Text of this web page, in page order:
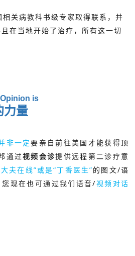
关病教科书级专家取得联系，并
在当地开始了治疗，所有这一切
is
力量
非一定要亲自前往美国才能获得顶
通过视频会诊提供远程第二诊疗意
夫在线”或是“丁香医生”的图文/语
现在也可通过我们语音/视频对话